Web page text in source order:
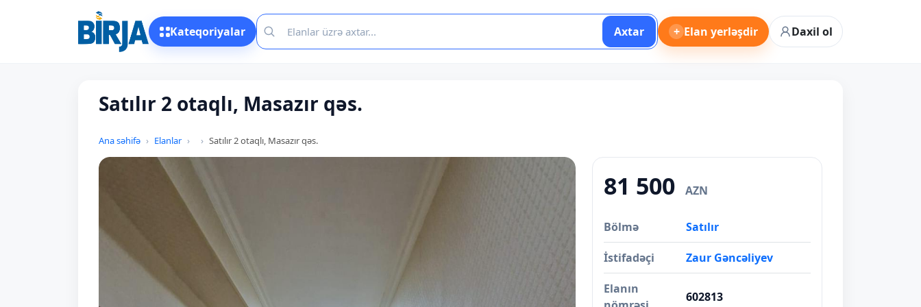
Kateqoriyalar Axtar + Elan yerləşdir Daxil ol
Satılır 2 otaqlı, Masazır qəs.
Ana səhifə Elanlar Satılır 2 otaqlı, Masazır qəs.
81 500 AZN
Bölmə Satılır
İstifadəçi Zaur Gəncəliyev
Elanın
602813